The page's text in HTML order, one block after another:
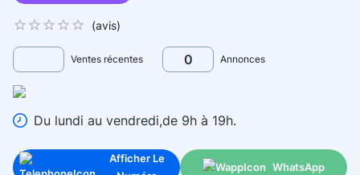
(avis)
Ventes récentes 0 Annonces
Du lundi au vendredi,de 9h à 19h.
Afficher Le
WhatsApp